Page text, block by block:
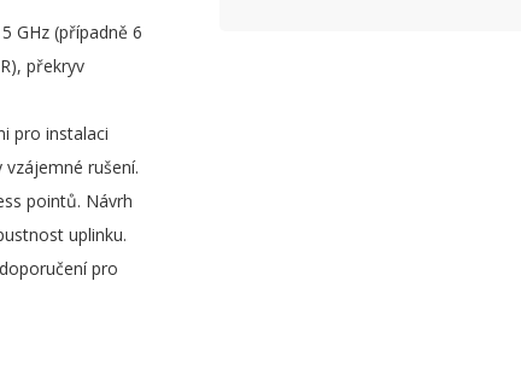
GHz (případně 6
překryv
pro instalaci
rušení.
pointů. Návrh
uplinku.
pro